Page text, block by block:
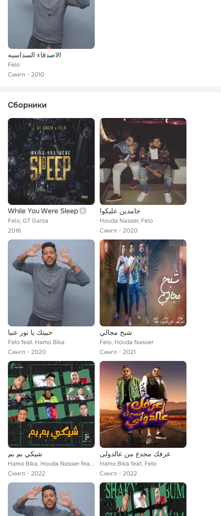
الاصدقاء السداسيه
Felo
Сингл
2010
Сборники
While You Were Sleep
Felo, GT Garza
2016
جامدين عليكوا
Houda Nasser, Felo
Сингл
2020
حبيتك يا نور عنيا
Felo feat. Hamo Bika
Сингл
2020
شبح مجالي
Felo, Houda Nasser
Сингл
2021
شيكي بم بم
Hamo Bika, Houda Nasser feat. Felo
Сингл
2022
عرفك مجدع من عالدولى
Hamo Bika feat. Felo
Сингл
2022